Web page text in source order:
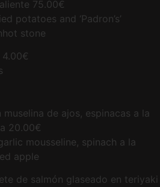
75.00€
potatoes and ‘Padron’s’
stone
4.00€
muselina de ajos, espinacas a la
20.00€
mousseline, spinach a la
apple
de salmón glaseado en teriyaki